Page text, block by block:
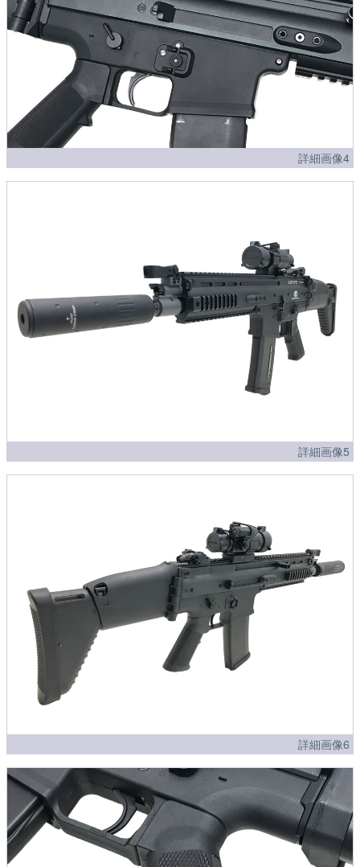
詳細画像4
詳細画像5
詳細画像6